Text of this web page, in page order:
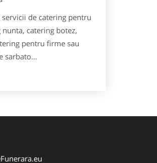
de catering pentru
catering botez,
pentru firme sau
sarbato...